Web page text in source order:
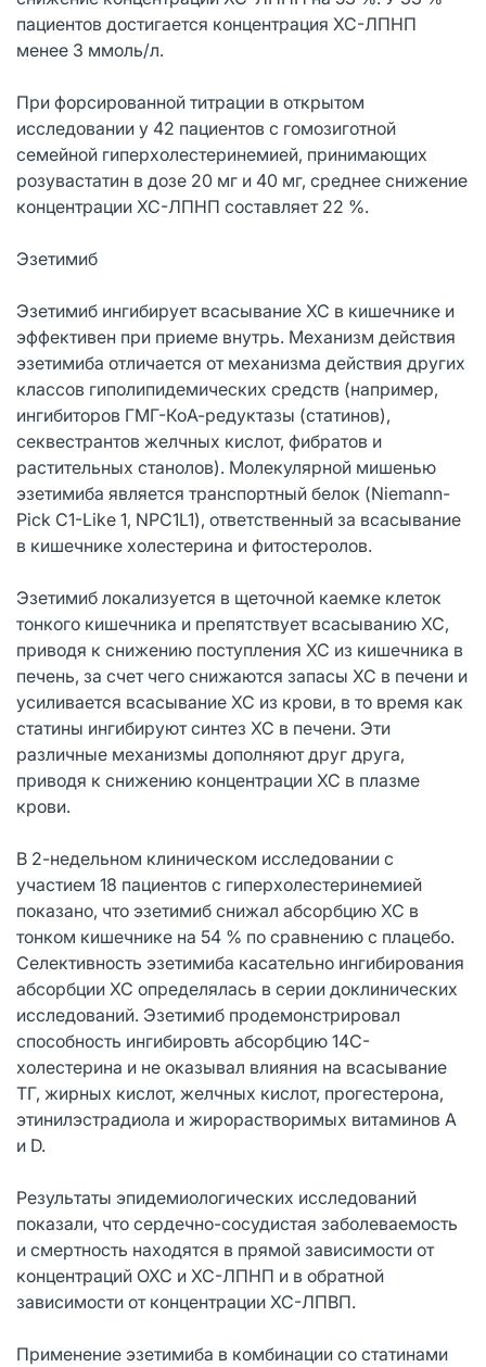
пациентов достигается концентрация ХС-ЛПНП
менее 3 ммоль/л.
При форсированной титрации в открытом
исследовании у 42 пациентов с гомозиготной
семейной гиперхолестеринемией, принимающих
розувастатин в дозе 20 мг и 40 мг, среднее снижение
концентрации ХС-ЛПНП составляет 22 %.
Эзетимиб
Эзетимиб ингибирует всасывание ХС в кишечнике и
эффективен при приеме внутрь. Механизм действия
эзетимиба отличается от механизма действия других
классов гиполипидемических средств (например,
ингибиторов ГМГ-КоА-редуктазы (статинов),
секвестрантов желчных кислот, фибратов и
растительных станолов). Молекулярной мишенью
эзетимиба является транспортный белок (Niemann-
Pick C1-Like 1, NPC1L1), ответственный за всасывание
в кишечнике холестерина и фитостеролов.
Эзетимиб локализуется в щеточной каемке клеток
тонкого кишечника и препятствует всасыванию ХС,
приводя к снижению поступления ХС из кишечника в
печень, за счет чего снижаются запасы ХС в печени и
усиливается всасывание ХС из крови, в то время как
статины ингибируют синтез ХС в печени. Эти
различные механизмы дополняют друг друга,
приводя к снижению концентрации ХС в плазме
крови.
В 2-недельном клиническом исследовании с
участием 18 пациентов с гиперхолестеринемией
показано, что эзетимиб снижал абсорбцию ХС в
тонком кишечнике на 54 % по сравнению с плацебо.
Селективность эзетимиба касательно ингибирования
абсорбции ХС определялась в серии доклинических
исследований. Эзетимиб продемонстрировал
способность ингибировть абсорбцию 14С-
холестерина и не оказывал влияния на всасывание
ТГ, жирных кислот, желчных кислот, прогестерона,
этинилэстрадиола и жирорастворимых витаминов А
и D.
Результаты эпидемиологических исследований
показали, что сердечно-сосудистая заболеваемость
и смертность находятся в прямой зависимости от
концентраций ОХС и ХС-ЛПНП и в обратной
зависимости от концентрации ХС-ЛПВП.
Применение эзетимиба в комбинации со статинами